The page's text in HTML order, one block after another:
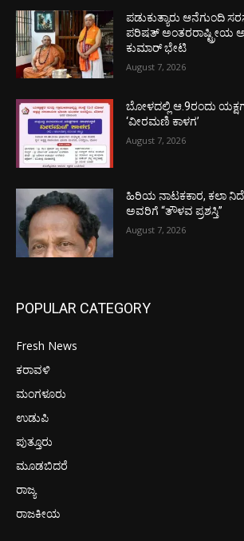
ಪಡುಕುತ್ಯಾರು ಆನೆಗುಂದಿ
ಪರಿಷತ್ ಅಂತರರಾಷ್ಟ್ರೀಯ
ಕುಮಾರ್ ಭೇಟಿ
August 7, 2026
ಬೋಳದಲ್ಲಿ ಆ.9ರಂದು
‘ವೀರಮಣಿ ಕಾಳಗ’
August 7, 2026
ಹಿರಿಯ ನಾಟಕಕಾರ, ಕಲಾ
ಅವರಿಗೆ “ತೌಳವ ಪ್ರಶಸ್ತಿ”
August 7, 2026
POPULAR CATEGORY
Fresh News
ಕರಾವಳಿ
ಮಂಗಳೂರು
ಉಡುಪಿ
ಪುತ್ತೂರು
ಮೂಡಬಿದರೆ
ರಾಜ್ಯ
ರಾಜಕೀಯ